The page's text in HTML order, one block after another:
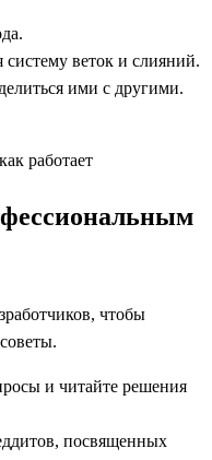
систему веток и слияний.
ими с другими.
работает
чтобы
и читайте решения
посвященных